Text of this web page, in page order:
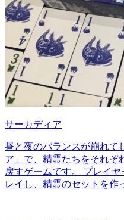
サーカディア
昼と夜のバランスが崩れて
ア」で、精霊たちをそれぞ
戻すゲームです。 プレイ
レイし、精霊のセットを作